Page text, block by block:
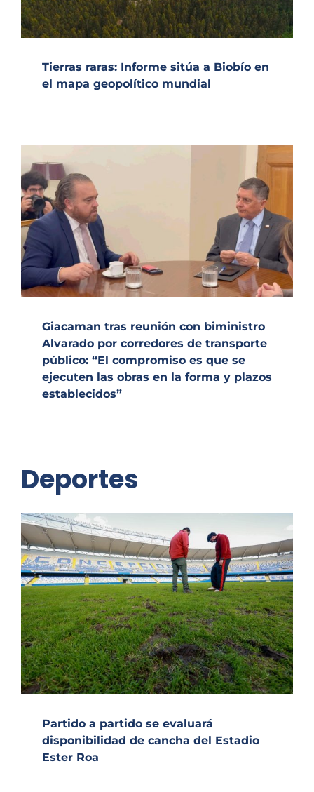
Tierras raras: Informe sitúa a Biobío en
el mapa geopolítico mundial
Giacaman tras reunión con biministro
Alvarado por corredores de transporte
público: “El compromiso es que se
ejecuten las obras en la forma y plazos
establecidos”
Deportes
Partido a partido se evaluará
disponibilidad de cancha del Estadio
Ester Roa